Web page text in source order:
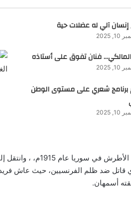
إنسان آلي له عضلات حية
2025
فنان تفوق على أستاذه
2025
شعري على مستوى الوطن
2025
ولد الموسيقار الكبير
قاتل ضد ظلم الفرنسيين، حيث عاش
أسمهان.